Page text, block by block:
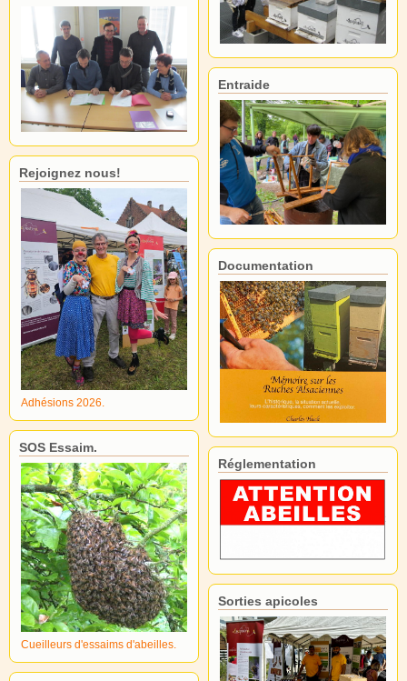
Rejoignez nous!
Adhésions 2026.
SOS Essaim.
Cueilleurs d'essaims d'abeilles.
Entraide
Documentation
Réglementation
Sorties apicoles